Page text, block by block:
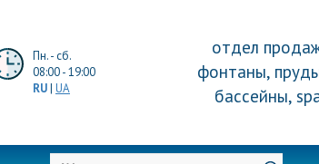
Пн. - сб.
08:00 - 19:00
RU| UA
отдел
фонтаны,
бассейны,